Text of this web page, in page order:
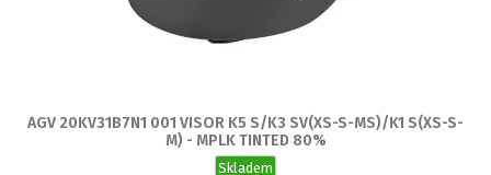
AGV 20KV31B7N1 001 VISOR K5 S/K3 SV(XS-S-MS)/K1 S(XS-S-
M) - MPLK TINTED 80%
Skladem